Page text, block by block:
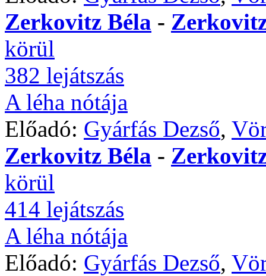
Zerkovitz Béla -
körül
382 lejátszás
A léha nótája
Előadó: Gyárfás Dezső,
Zerkovitz Béla -
körül
414 lejátszás
A léha nótája
Előadó: Gyárfás Dezső,